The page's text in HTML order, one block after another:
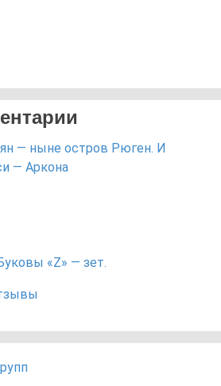
— ныне остров Рюген. И
— Аркона
«Z» — зет.